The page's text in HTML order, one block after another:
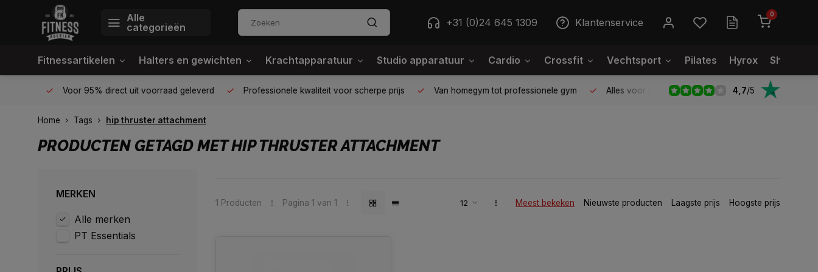
Alle
categorieën
+31 (0)24 645 1309 Klantenservice
0
Fitnessartikelen Halters en gewichten Krachtapparatuur Studio apparatuur Cardio Crossfit Vechtsport Pilates Hyrox
Voor 95% direct uit voorraad geleverd Professionele kwaliteit voor scherpe prijs Van homegym tot professionele gym Alles voor jouw gym op één plek Voor 95%
4,7/5
Home Tags hip thruster attachment
PRODUCTEN GETAGD MET HIP THRUSTER ATTACHMENT
MERKEN
Alle merken
PT Essentials
1 Producten Pagina 1 van 1 Meest bekeken Nieuwste producten Laagste prijs Hoogste prijs